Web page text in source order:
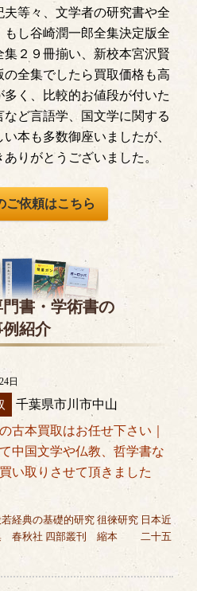
等々、文学者の研究書や全
し谷崎潤一郎全集決定版全
集２９冊揃い、新校本宮沢賢
全集でしたら買取価格も高
く、比較的お値段が付いた
ど言語学、国文学に関する
本も多数御座いましたが、
りがとうございました。
ご依頼はこちら
書・学術書の
例紹介
日
千葉県市川市中山
古本買取はお任せ下さい｜
中国文学や仏教、哲学書な
い取りさせて頂きました
典の基礎的研究 徂徠研究 日本近
集 春秋社 四部叢刊 縮本 二十五